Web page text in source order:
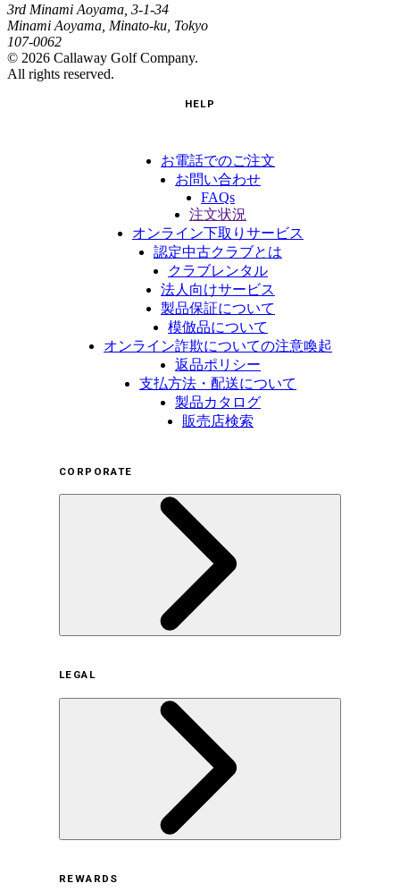
3rd Minami Aoyama, 3-1-34
Minami Aoyama, Minato-ku, Tokyo
107-0062
© 2026 Callaway Golf Company.
All rights reserved.
HELP
お電話でのご注文
お問い合わせ
FAQs
注文状況
オンライン下取りサービス
認定中古クラブとは
クラブレンタル
法人向けサービス
製品保証について
模倣品について
オンライン詐欺についての注意喚起
返品ポリシー
支払方法・配送について
製品カタログ
販売店検索
CORPORATE
サステナビリティの取り組み（日本）
サステナビリティの取り組み（米国/英語）
ヒストリー
採用情報
LEGAL
REWARDS